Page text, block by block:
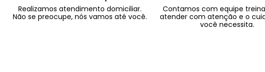
Realizamos atendimento domiciliar.
Não se preocupe, nós vamos até você.
Contamos com equipe
atender com atenção e o
você necessita.